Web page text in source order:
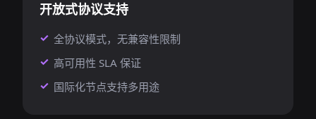
开放式协议支持
全协议模式，无兼容性限制
高可用性 SLA 保证
国际化节点支持多用途